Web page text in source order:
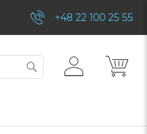
+48 22 100 25 55
ZALOGUJ
SIĘ
SZUKAJ